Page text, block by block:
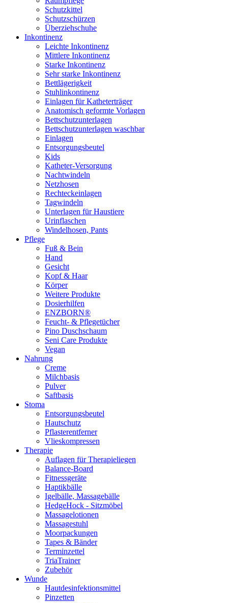
Schutzkittel
Schutzschürzen
Überziehschuhe
Inkontinenz
Leichte Inkontinenz
Mittlere Inkontinenz
Starke Inkontinenz
Sehr starke Inkontinenz
Bettlägerigkeit
Stuhlinkontinenz
Einlagen für Katheterträger
Anatomisch geformte Vorlagen
Bettschutzunterlagen
Bettschutzunterlagen waschbar
Einlagen
Entsorgungsbeutel
Kids
Katheter-Versorgung
Nachtwindeln
Netzhosen
Rechteckeinlagen
Tagwindeln
Unterlagen für Haustiere
Urinflaschen
Windelhosen, Pants
Pflege
Fuß & Bein
Hand
Gesicht
Kopf & Haar
Körper
Weitere Produkte
Dosierhilfen
ENZBORN®
Feucht- & Pflegetücher
Pino Duschschaum
Seni Care Produkte
Vegan
Nahrung
Creme
Milchbasis
Pulver
Saftbasis
Stoma
Entsorgungsbeutel
Hautschutz
Pflasterentferner
Vlieskompressen
Therapie
Auflagen für Therapieliegen
Balance-Board
Fitnessgeräte
Haptikbälle
Igelbälle, Massagebälle
HedgeHock - Sitzmöbel
Massagelotionen
Massagestuhl
Moorpackungen
Tapes & Bänder
Terminzettel
TriaTrainer
Zubehör
Wunde
Hautdesinfektionsmittel
Pinzetten